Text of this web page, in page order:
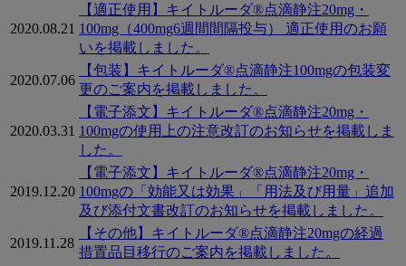
2020.08.21
【適正使用】キイトルーダ®点滴静注20mg・
100mg（400mg6週間間隔投与） 適正使用のお願
いを掲載しました。
2020.07.06
【包装】キイトルーダ®点滴静注100mgの包装変
更のご案内を掲載しました。
2020.03.31
【電子添文】キイトルーダ®点滴静注20mg・
100mgの使用上の注意改訂のお知らせを掲載しま
した。
2019.12.20
【電子添文】キイトルーダ®点滴静注20mg・
100mgの「効能又は効果」「用法及び用量」追加
及び添付文書改訂のお知らせを掲載しました。
2019.11.28
【その他】キイトルーダ®点滴静注20mgの経過
措置品目移行のご案内を掲載しました。